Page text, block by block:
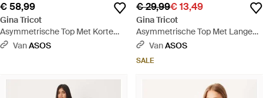
€ 58,99
Gina Tricot
Asymmetrische Top Met Korte
Mouwen - Wit
VanASOS
€ 29,99€ 13,49
Gina Tricot
Asymmetrische Top Met Lange
Mouwen - Bruin
VanASOS
SALE